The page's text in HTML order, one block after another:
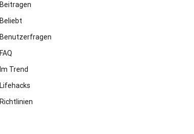
Beitragen
Beliebt
Benutzerfragen
FAQ
Im Trend
Lifehacks
Richtlinien